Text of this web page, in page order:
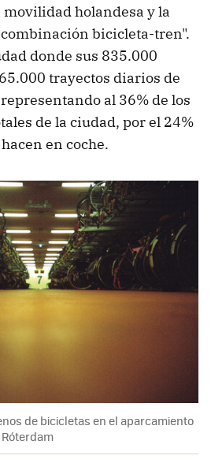
holandesa y la
bicicleta-tren".
donde sus 835.000
trayectos diarios de
al 36% de los
de la ciudad, por el 24%
en coche.
de bicicletas en el aparcamiento